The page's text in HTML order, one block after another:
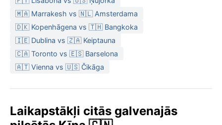
🇲🇦 Marrakesh vs 🇳🇱 Amsterdama
🇩🇰 Kopenhāgena vs 🇹🇭 Bangkoka
🇮🇪 Dublina vs 🇿🇦 Keiptauna
🇨🇦 Toronto vs 🇪🇸 Barselona
🇦🇹 Vienna vs 🇺🇸 Čikāga
Laikapstākļi citās galvenajās